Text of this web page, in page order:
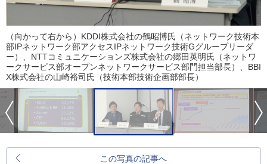
（向かって右から）KDDI株式会社の鶴昭博氏（ネットワーク技術本
部IPネットワーク部アクセスIPネットワーク技術Gグループリーダ
ー）、NTTコミュニケーションズ株式会社の郷田英明氏（ネットワ
ークサービス部オープンネットワークサービス部門担当部長）、BBI
X株式会社の山崎裕司氏（技術本部技術企画部部長）
この写真の記事へ